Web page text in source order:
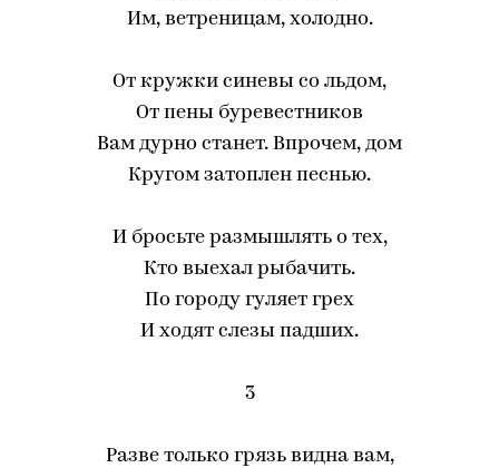
Им, ветреницам, холодно.
От кружки синевы со льдом,
От пены буревестников
Вам дурно станет. Впрочем, дом
Кругом затоплен песнью.
И бросьте размышлять о тех,
Кто выехал рыбачить.
По городу гуляет грех
И ходят слезы падших.
3
Разве только грязь видна вам,